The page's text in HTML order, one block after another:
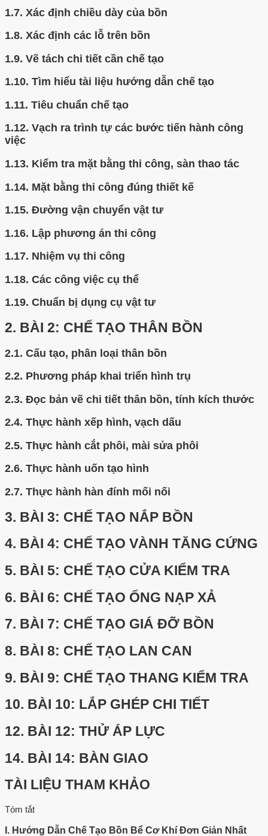
1.7. Xác định chiều dày của bồn
1.8. Xác định các lỗ trên bồn
1.9. Vẽ tách chi tiết cần chế tạo
1.10. Tìm hiểu tài liệu hướng dẫn chế tạo
1.11. Tiêu chuẩn chế tạo
1.12. Vạch ra trình tự các bước tiến hành công
việc
1.13. Kiểm tra mặt bằng thi công, sàn thao tác
1.14. Mặt bằng thi công đúng thiết kế
1.15. Đường vận chuyển vật tư
1.16. Lập phương án thi công
1.17. Nhiệm vụ thi công
1.18. Các công việc cụ thể
1.19. Chuẩn bị dụng cụ vật tư
2. BÀI 2: CHẾ TẠO THÂN BỒN
2.1. Cấu tạo, phân loại thân bồn
2.2. Phương pháp khai triển hình trụ
2.3. Đọc bản vẽ chi tiết thân bồn, tính kích thước
2.4. Thực hành xếp hình, vạch dấu
2.5. Thực hành cắt phôi, mài sửa phôi
2.6. Thực hành uốn tạo hình
2.7. Thực hành hàn đính mối nối
3. BÀI 3: CHẾ TẠO NẮP BỒN
4. BÀI 4: CHẾ TẠO VÀNH TĂNG CỨNG
5. BÀI 5: CHẾ TẠO CỬA KIỂM TRA
6. BÀI 6: CHẾ TẠO ỐNG NẠP XẢ
7. BÀI 7: CHẾ TẠO GIÁ ĐỠ BỒN
8. BÀI 8: CHẾ TẠO LAN CAN
9. BÀI 9: CHẾ TẠO THANG KIỂM TRA
10. BÀI 10: LẮP GHÉP CHI TIẾT
12. BÀI 12: THỬ ÁP LỰC
14. BÀI 14: BÀN GIAO
TÀI LIỆU THAM KHẢO
Tóm tắt
I. Hướng Dẫn Chế Tạo Bồn Bể Cơ Khí Đơn Giản Nhất